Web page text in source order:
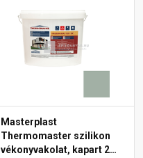
Masterplast
Thermomaster szilikon
vékonyvakolat, kapart 2